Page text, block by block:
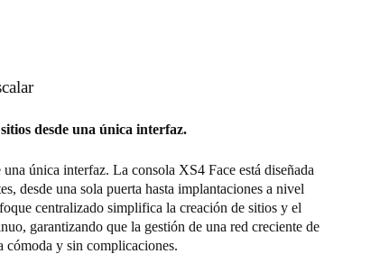
desde una única interfaz.
única interfaz. La consola XS4 Face está diseñada
desde una sola puerta hasta implantaciones a nivel
centralizado simplifica la creación de sitios y el
garantizando que la gestión de una red creciente de
cómoda y sin complicaciones.